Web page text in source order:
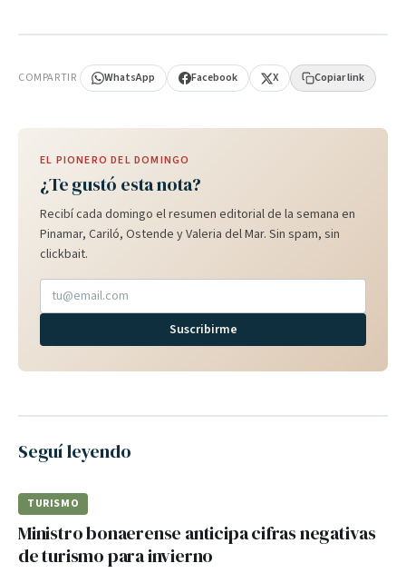
COMPARTIR WhatsApp Facebook X Copiar link
EL PIONERO DEL DOMINGO
¿Te gustó esta nota?
Recibí cada domingo el resumen editorial de la semana en
Pinamar, Cariló, Ostende y Valeria del Mar. Sin spam, sin
clickbait.
Suscribirme
Seguí leyendo
TURISMO
Ministro bonaerense anticipa cifras negativas
de turismo para invierno